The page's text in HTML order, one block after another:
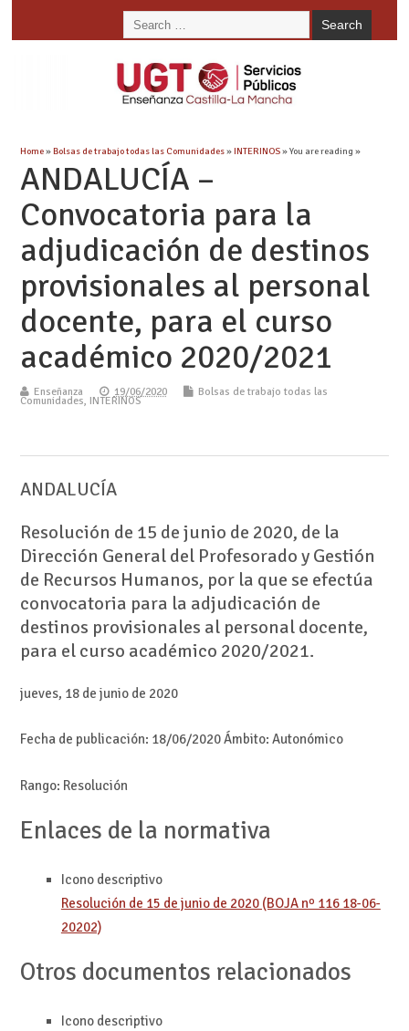
Home»Bolsas de trabajo todas las Comunidades»INTERINOS» You are reading »
ANDALUCÍA –
Convocatoria para la
adjudicación de destinos
provisionales al personal
docente, para el curso
académico 2020/2021
Enseñanza 19/06/2020 Bolsas de trabajo todas las
Comunidades, INTERINOS
ANDALUCÍA
Resolución de 15 de junio de 2020, de la
Dirección General del Profesorado y Gestión
de Recursos Humanos, por la que se efectúa
convocatoria para la adjudicación de
destinos provisionales al personal docente,
para el curso académico 2020/2021.
jueves, 18de juniode 2020
Fecha de publicación: 18/06/2020Ámbito: Autonómico
Rango: Resolución
Enlaces de la normativa
Icono descriptivo
Resolución de 15 de junio de 2020 (BOJA nº 116 18-06-
20202)
Otros documentos relacionados
Icono descriptivo